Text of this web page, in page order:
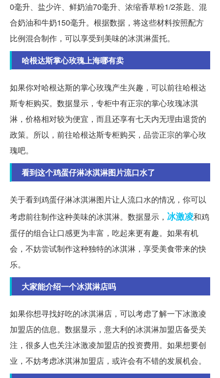
0毫升、盐少许、鲜奶油70毫升、浓缩香草粉1/2茶匙、混
合奶油和牛奶150毫升。根据数据，将这些材料按照配方
比例混合制作，可以享受到美味的冰淇淋蛋托。
哈根达斯掌心玫瑰上海哪有卖
如果你对哈根达斯的掌心玫瑰产生兴趣，可以前往哈根达
斯专柜购买。数据显示，专柜中有正宗的掌心玫瑰冰淇
淋，价格相对较为便宜，而且还享有七天内无理由退货的
政策。所以，前往哈根达斯专柜购买，品尝正宗的掌心玫
瑰吧。
看到这个鸡蛋仔淋冰淇淋图片流口水了
关于看到鸡蛋仔淋冰淇淋图片让人流口水的情况，你可以
考虑前往制作这种美味的冰淇淋。数据显示， 冰激凌和鸡
蛋仔的组合让口感更为丰富，吃起来更有趣。如果有机
会，不妨尝试制作这种独特的冰淇淋，享受美食带来的快
乐。
大家能介绍一个冰淇淋店吗
如果你想寻找好吃的冰淇淋店，可以考虑了解一下冰激凌
加盟店的信息。数据显示，意大利的冰淇淋加盟店备受关
注，很多人也关注冰激凌加盟店的投资费用。如果想要创
业，不妨考虑冰淇淋加盟店，或许会有不错的发展机会。